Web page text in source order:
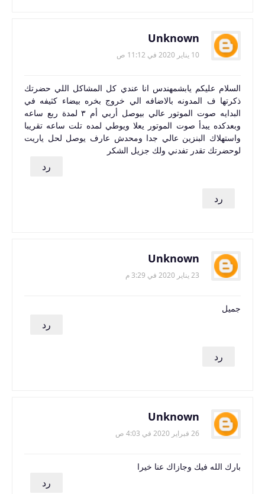
Unknown
10 يناير 2020 في 11:12 ص
السلام عليكم يابشمهندس انا عندي كل المشاكل اللي حضرتك
ذكرتها ف المدونه بالاضافه الي خروج بخره بيضاء كثيفه في
البدايه صوت الموتور عالي بيوصل أربي أم ٣ لمدة ربع ساعه
وبعدكده يبدأ صوت الموتور يعلا ويوطي لمده تلت ساعه تقريبا
واستهلاك البنزين عالي جدا ومحدش عارف يوصل لحل ياريت
لوحضرتك تقدر تفدني ولك جزيل الشكر
رد
رد
Unknown
23 يناير 2020 في 3:29 م
جميل
رد
رد
Unknown
26 فبراير 2020 في 4:03 ص
بارك الله فيك وجازاك عنا خيرا
رد